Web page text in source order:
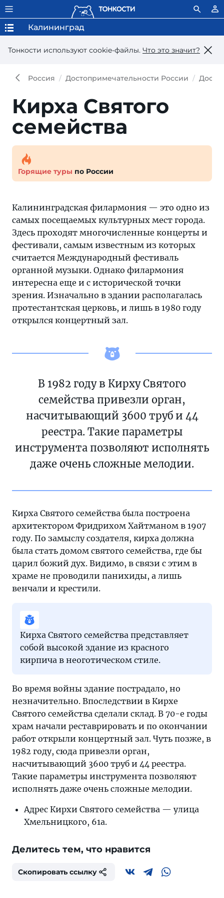
Тонкости используют сookie-файлы. Что это значит?
Калининград
Россия Достопримечательности России
Кирха Святого
семейства
Горящие туры по России
Калининградская филармония — это одно из
самых посещаемых культурных мест города.
Здесь проходят многочисленные концерты и
фестивали, самым известным из которых
считается Международный фестиваль
органной музыки. Однако филармония
интересна еще и с исторической точки
зрения. Изначально в здании располагалась
протестантская церковь, и лишь в 1980 году
открылся концертный зал.
В 1982 году в Кирху Святого
семейства привезли орган,
насчитывающий 3600 труб и 44
реестра. Такие параметры
инструмента позволяют исполнять
даже очень сложные мелодии.
Кирха Святого семейства была построена
архитектором Фридрихом Хайтманом в 1907
году. По замыслу создателя, кирха должна
была стать домом святого семейства, где бы
царил божий дух. Видимо, в связи с этим в
храме не проводили панихиды, а лишь
венчали и крестили.
Кирха Святого семейства представляет
собой высокой здание из красного
кирпича в неоготическом стиле.
Во время войны здание пострадало, но
незначительно. Впоследствии в Кирхе
Святого семейства сделали склад. В 70-е годы
храм начали реставрировать и по окончании
работ открыли концертный зал. Чуть позже, в
1982 году, сюда привезли орган,
насчитывающий 3600 труб и 44 реестра.
Такие параметры инструмента позволяют
исполнять даже очень сложные мелодии.
Адрес Кирхи Святого семейства — улица
Хмельницкого, 61а.
Делитесь тем, что нравится
Скопировать ссылку